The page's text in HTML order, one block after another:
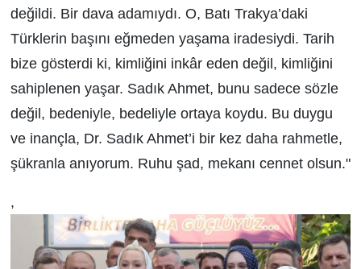
değildi. Bir dava adamıydı. O, Batı Trakya’daki
Türklerin başını eğmeden yaşama iradesiydi. Tarih
bize gösterdi ki, kimliğini inkâr eden değil, kimliğini
sahiplenen yaşar. Sadık Ahmet, bunu sadece sözle
değil, bedeniyle, bedeliyle ortaya koydu. Bu duygu
ve inançla, Dr. Sadık Ahmet’i bir kez daha rahmetle,
şükranla anıyorum. Ruhu şad, mekanı cennet olsun."
,